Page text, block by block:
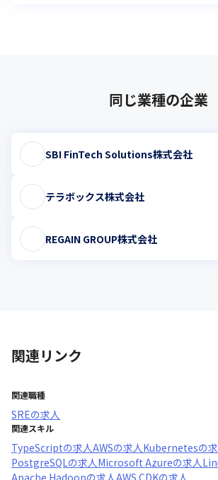
同じ業種の企業
SBI FinTech Solutions株式会社
テラボックス株式会社
REGAIN GROUP株式会社
関連リンク
関連職種
SREの求人
関連スキル
TypeScriptの求人AWSの求人Kubernetesの
PostgreSQLの求人Microsoft Azureの求人
Apache Hadoopの求人AWS CDKの求人